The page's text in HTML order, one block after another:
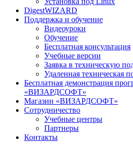
DigestWIZARD
Поддержка и обучение
Видеоуроки
Обучение
Бесплатная консультация
Учебные версии
Заявка в техническую
Удаленная техническая
Бесплатная демонстрация
«ВИЗАРДСОФТ»
Магазин «ВИЗАРДСОФТ»
Сотрудничество
Учебные центры
Партнеры
Контакты